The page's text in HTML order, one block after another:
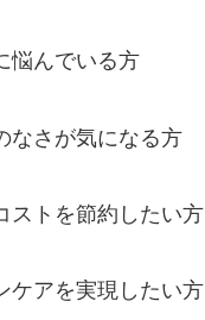
悩んでいる方
なさが気になる方
ストを節約したい方
ケアを実現したい方